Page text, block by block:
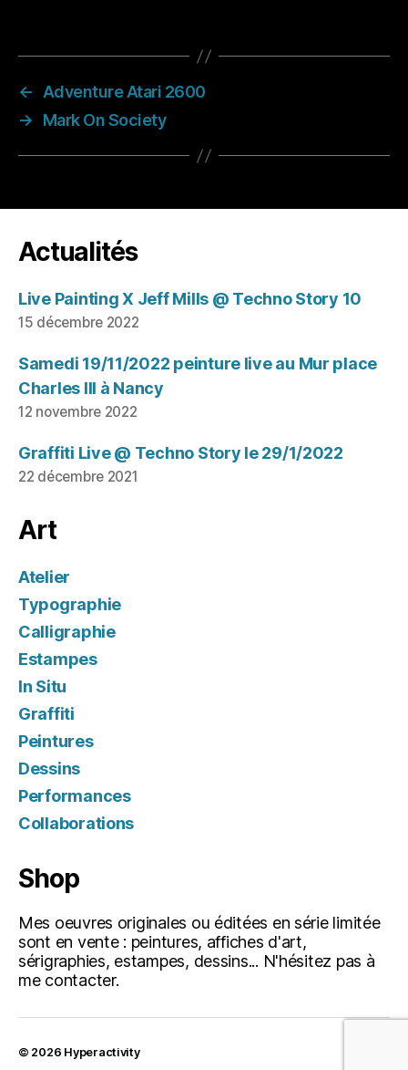
←
Adventure Atari 2600
→
Mark On Society
Actualités
Live Painting X Jeff Mills @ Techno Story 10
15 décembre 2022
Samedi 19/11/2022 peinture live au Mur place
Charles III à Nancy
12 novembre 2022
Graffiti Live @ Techno Story le 29/1/2022
22 décembre 2021
Art
Atelier
Typographie
Calligraphie
Estampes
In Situ
Graffiti
Peintures
Dessins
Performances
Collaborations
Shop
Mes oeuvres originales ou éditées en série limitée
sont en vente : peintures, affiches d'art,
sérigraphies, estampes, dessins... N'hésitez pas à
me contacter.
© 2026 Hyperactivity